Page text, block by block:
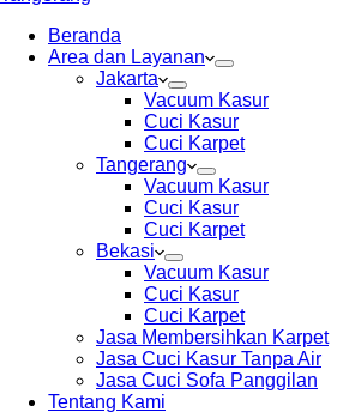
Beranda
Area dan Layanan
Jakarta
Vacuum Kasur
Cuci Kasur
Cuci Karpet
Tangerang
Vacuum Kasur
Cuci Kasur
Cuci Karpet
Bekasi
Vacuum Kasur
Cuci Kasur
Cuci Karpet
Jasa Membersihkan Karpet
Jasa Cuci Kasur Tanpa Air
Jasa Cuci Sofa Panggilan
Tentang Kami